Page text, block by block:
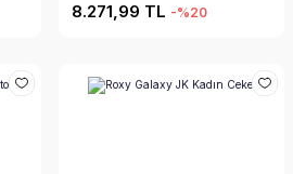
8.271,99 TL -%20